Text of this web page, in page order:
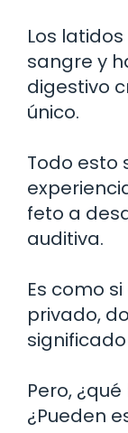
Los
sangre y
digestivo
único.
Todo esto
feto a
auditiva.
Es como
privado,
Pero,
¿Pueden